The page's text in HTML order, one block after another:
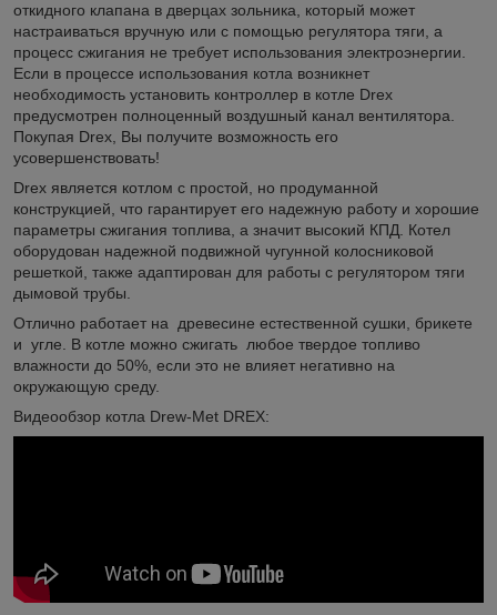
откидного клапана в дверцах зольника, который может
настраиваться вручную или с помощью регулятора тяги, а
процесс сжигания не требует использования электроэнергии.
Если в процессе использования котла возникнет
необходимость установить контроллер в котле Drex
предусмотрен полноценный воздушный канал вентилятора.
Покупая Drex, Вы получите возможность его
усовершенствовать!
Drex является котлом с простой, но продуманной
конструкцией, что гарантирует его надежную работу и хорошие
параметры сжигания топлива, а значит высокий КПД. Котел
оборудован надежной подвижной чугунной колосниковой
решеткой, также адаптирован для работы с регулятором тяги
дымовой трубы.
Отлично работает на древесине естественной сушки, брикете
и угле. В котле можно сжигать любое твердое топливо
влажности до 50%, если это не влияет негативно на
окружающую среду.
Видеообзор котла Drew-Met DREX: